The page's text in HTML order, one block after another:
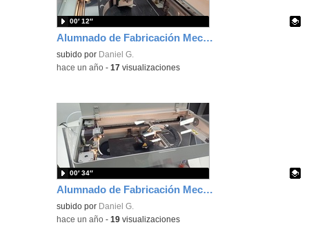
Alumnado de Fabricación Mecánica visita el Showroom de 3DZ
Contenido educativo.
subido por Daniel G.
00′ 12″
-hace un año -17 visualizaciones
Alumnado de Fabricación Mecánica visita el Showroom de 3DZ
Contenido educativo.
subido por Daniel G.
00′ 34″
-hace un año -19 visualizaciones